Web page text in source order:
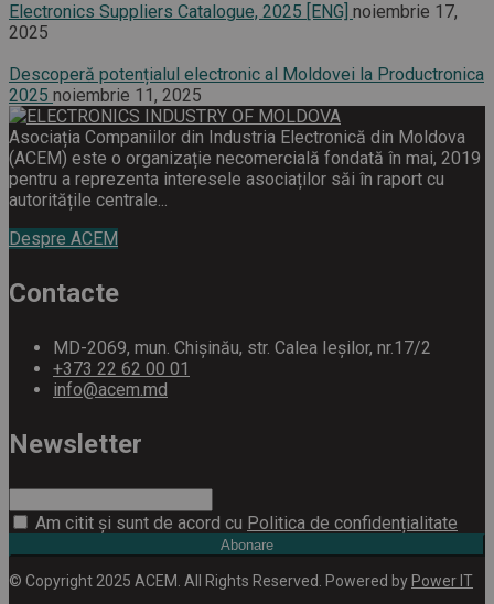
Electronics Suppliers Catalogue, 2025 [ENG] noiembrie 17,
2025
Descoperă potențialul electronic al Moldovei la Productronica
2025 noiembrie 11, 2025
Asociația Companiilor din Industria Electronică din Moldova
(ACEM) este o organizație necomercială fondată în mai, 2019
pentru a reprezenta interesele asociaților săi în raport cu
autoritățile centrale...
Despre ACEM
Contacte
MD-2069, mun. Chișinău, str. Calea Ieșilor, nr.17/2
+373 22 62 00 01
info@acem.md
Newsletter
Am citit și sunt de acord cu Politica de confidențialitate
Abonare
© Copyright 2025 ACEM. All Rights Reserved. Powered by Power IT